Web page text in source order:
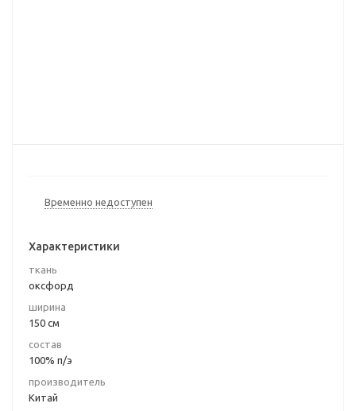
Временно недоступен
Характеристики
ткань
оксфорд
ширина
150 см
состав
100% п/э
производитель
Китай